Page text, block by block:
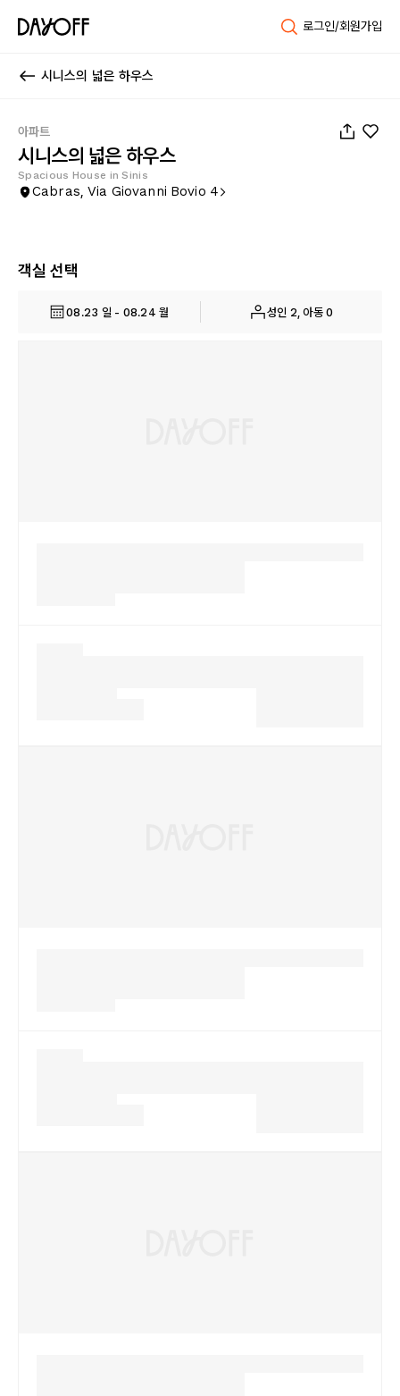
로그인/회원가입
시니스의 넓은 하우스
아파트
시니스의 넓은 하우스
Spacious House in Sinis
Cabras, Via Giovanni Bovio 4
객실 선택
08.23 일 - 08.24 월 성인 2, 아동 0